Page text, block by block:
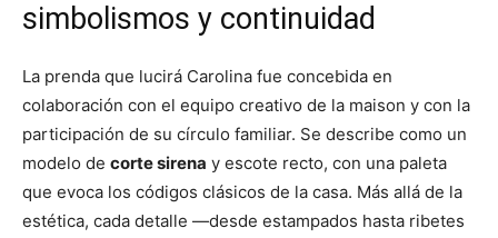
simbolismos y continuidad
La prenda que lucirá Carolina fue concebida en
colaboración con el equipo creativo de la maison y con la
participación de su círculo familiar. Se describe como un
modelo de corte sirena y escote recto, con una paleta
que evoca los códigos clásicos de la casa. Más allá de la
estética, cada detalle —desde estampados hasta ribetes